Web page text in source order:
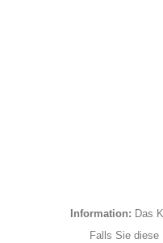
Information: Das
Falls Sie diese